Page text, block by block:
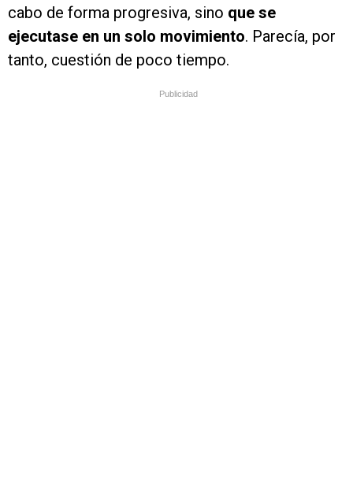
cabo de forma progresiva, sino que se
ejecutase en un solo movimiento. Parecía, por
tanto, cuestión de poco tiempo.
Publicidad